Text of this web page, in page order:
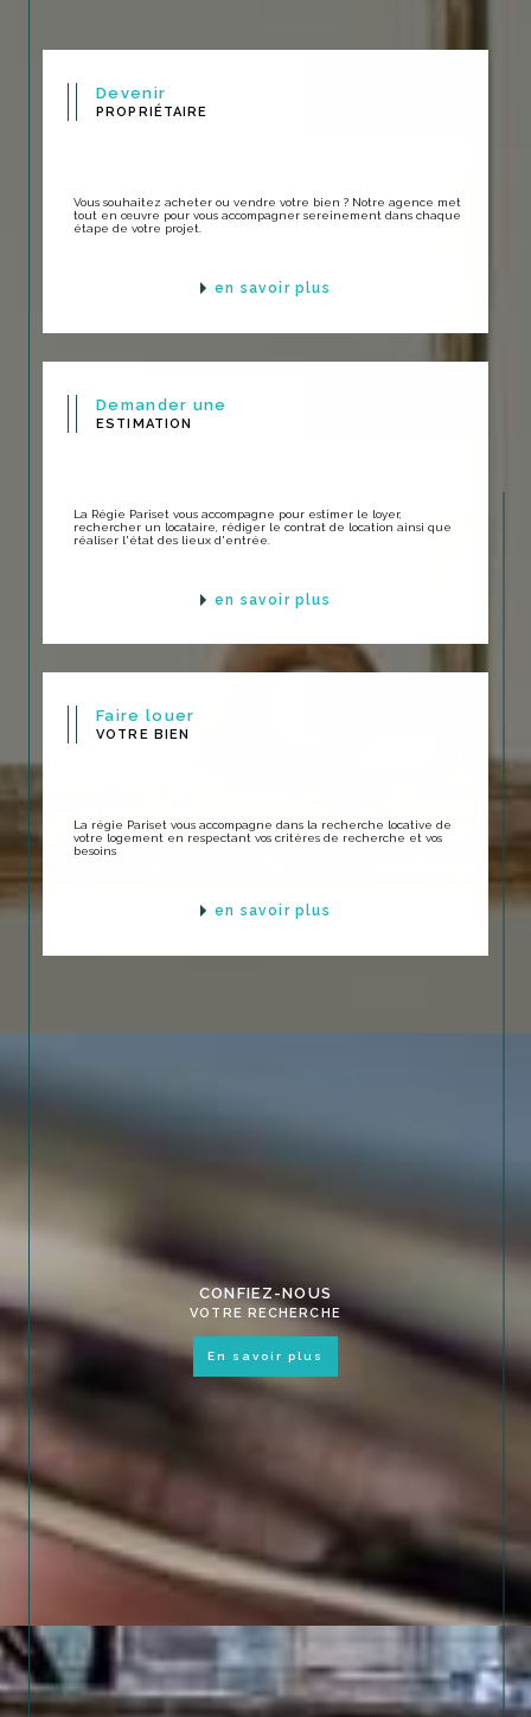
Devenir
PROPRIÉTAIRE
Vous souhaitez acheter ou vendre votre bien ? Notre agence met
tout en œuvre pour vous accompagner sereinement dans chaque
étape de votre projet.
en savoir plus
Demander une
ESTIMATION
La Régie Pariset vous accompagne pour estimer le loyer,
rechercher un locataire, rédiger le contrat de location ainsi que
réaliser l'état des lieux d'entrée.
en savoir plus
Faire louer
VOTRE BIEN
La régie Pariset vous accompagne dans la recherche locative de
votre logement en respectant vos critères de recherche et vos
besoins
en savoir plus
CONFIEZ-NOUS
VOTRE RECHERCHE
en savoir plus